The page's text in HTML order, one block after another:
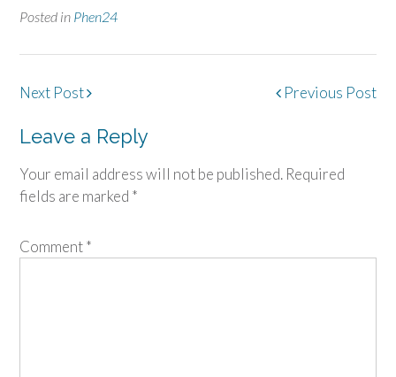
Posted in Phen24
Post
Previous Post
Next Post
Leave a Reply
Your email address will not be published. Required
fields are marked *
Comment*